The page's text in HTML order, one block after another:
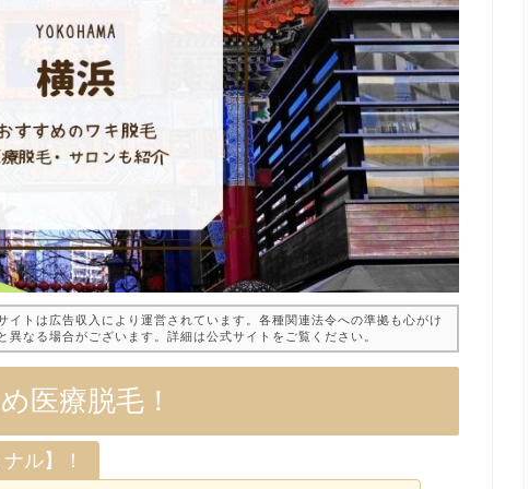
トは広告収入により運営されています。各種関連法令への準拠も心がけ
なる場合がございます。詳細は公式サイトをご覧ください。
医療脱毛！
ル】！